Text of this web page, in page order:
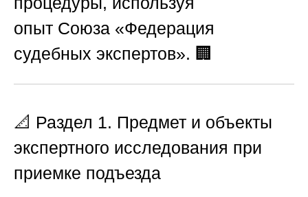
опыт Союза «Федерация
судебных экспертов». 🏢
📐 Раздел 1. Предмет и объекты
экспертного исследования при
приемке подъезда